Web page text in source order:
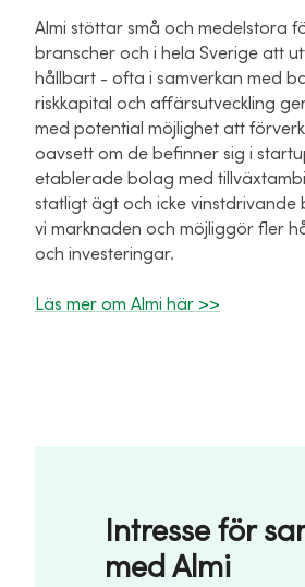
Almi stöttar små och medelstora
branscher och i hela Sverige att
hållbart - ofta i samverkan med
riskkapital och affärsutveckling
med potential möjlighet att
oavsett om de befinner sig i
etablerade bolag med
statligt ägt och icke
vi marknaden och möjliggör fler
och investeringar.
Läs mer om Almi här >>
Intresse för
med Almi